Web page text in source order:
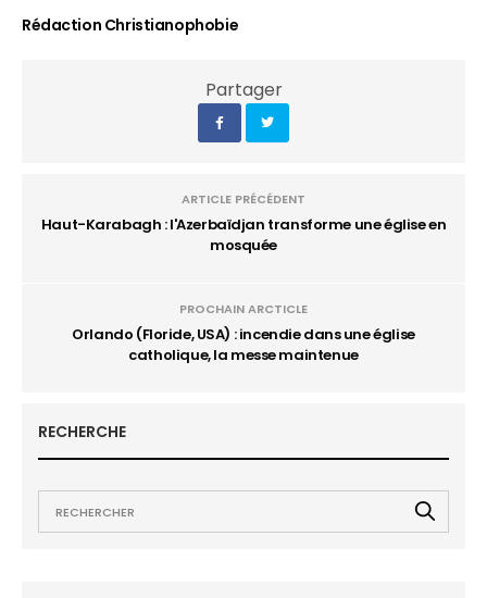
Rédaction Christianophobie
Partager
ARTICLE PRÉCÉDENT
Haut-Karabagh : l'Azerbaïdjan transforme une église en
mosquée
PROCHAIN ARCTICLE
Orlando (Floride, USA) : incendie dans une église
catholique, la messe maintenue
RECHERCHE